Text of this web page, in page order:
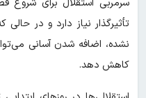
سرمربی استقلال برای شروع
تأثیرگذار نیاز دارد و در
نشده، اضافه شدن آسانی
کاهش دهد.